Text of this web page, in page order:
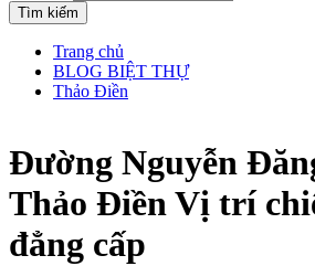
Trang chủ
BLOG BIỆT THỰ
Thảo Điền
Đường Nguyễn
Thảo Điền Vị trí
đẳng cấp